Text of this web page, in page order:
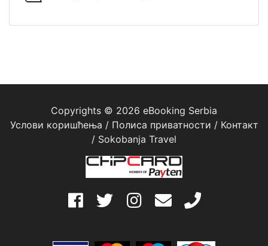
Copyrights © 2026 eBooking Serbia
Услови коришћења / Полиса приватности / Контакт
/ Sokobanja Travel